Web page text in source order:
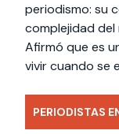
periodismo: su
complejidad
Afirmó que es
vivir cuando se
PERIODISTAS